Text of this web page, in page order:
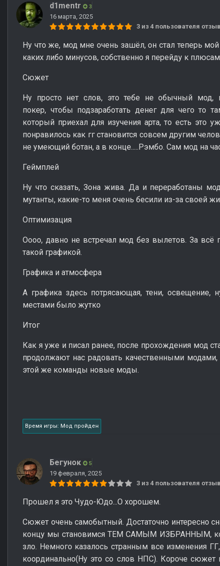
d1mentr 3
16 марта, 2025
3 из 4 пользователя
Ну что же, мод мне очень зашёл, он стал теперь
каких либо минусов, собственно я перейду к плюсам
Сюжет
Ну просто нет слов, это тебе не обычный
покер, чтобы подзаработать денег для чего то
который приехал для изучения арта, то есть это
понравилось как гг становится совсем другим
не умеющий ботан, а в конце.....Рэмбо. Сам мод на
Геймплей
Ну что сказать, Зона жива. Да и переработаны
мутанты, какие-то меня очень бесили из-за своей
Оптимизация
Оооо, давно не встречал мод без вылетов. За
такой графикой.
Графика и атмосфера
А графика здесь потрясающая, тени, освещение,
местами было жутко
Итог
Как я уже и писал ранее, после прохождения мод
продолжают нас радовать качественными
этой же команды новые моды.
Время игры: Мод пройден
Бегунок 5
19 февраля, 2025
3 из 4 пользователя
Прошел я это Чудо-Юдо...О хорошем.
Сюжет очень самобытный. Достаточно интересно
концу мы становимся ТЕМ САМЫМ ИЗБРАННЫМ,
зло. Немного казалось странным все изменения
координально(Ну это со слов НПС). Короче сюжет